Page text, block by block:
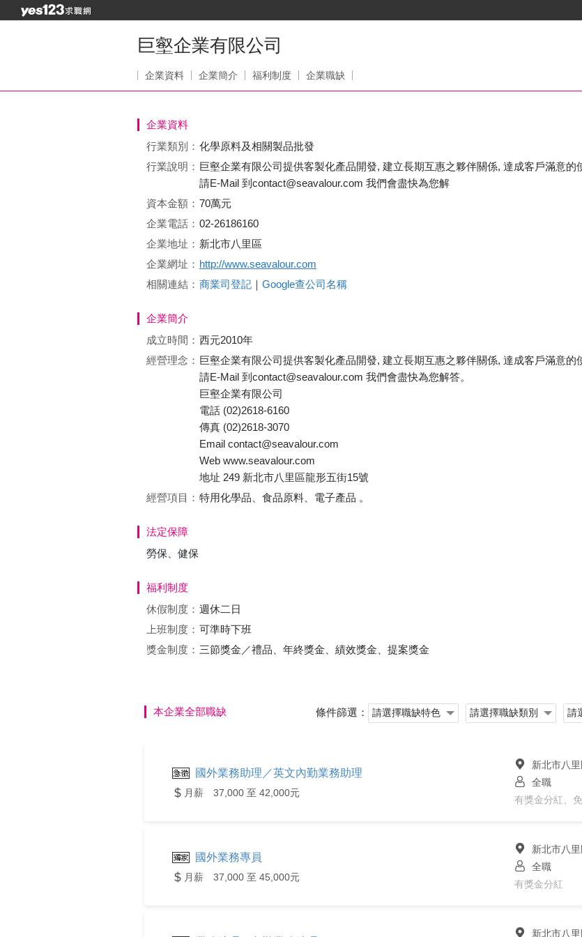
巨壑企業有限公司
企業資料 企業簡介 福利制度 企業職缺
企業資料
行業類別： 化學原料及相關製品批發
行業說明： 巨壑企業有限公司提供客製化產品開發, 建立長期互惠之夥伴關係, 達成客戶滿意
請E-Mail 到contact@seavalour.com 我們會盡快為您解
資本金額： 70萬元
企業電話： 02-26186160
企業地址： 新北市八里區
企業網址： http://www.seavalour.com
相關連結： 商業司登記 ｜ Google查公司名稱
企業簡介
成立時間： 西元2010年
經營理念： 巨壑企業有限公司提供客製化產品開發, 建立長期互惠之夥伴關係, 達成客戶滿意
請E-Mail 到contact@seavalour.com 我們會盡快為您解答。
巨壑企業有限公司
電話 (02)2618-6160
傳真 (02)2618-3070
Email contact@seavalour.com
Web www.seavalour.com
地址 249 新北市八里區龍形五街15號
經營項目： 特用化學品、食品原料、電子產品 。
法定保障
勞保、健保
福利制度
休假制度： 週休二日
上班制度： 可準時下班
獎金制度： 三節獎金／禮品、年終獎金、績效獎金、提案獎金
本企業全部職缺 條件篩選：
國外業務助理／英文內勤業務助理
月薪 37,000 至 42,000元
新北市八
全職
有獎金分紅、
國外業務專員
月薪 37,000 至 45,000元
新北市八
全職
有獎金分紅
新北市八